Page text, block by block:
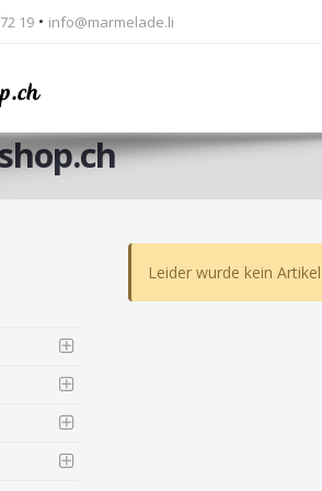
19 • info@marmelade.li
Leider wurde kein